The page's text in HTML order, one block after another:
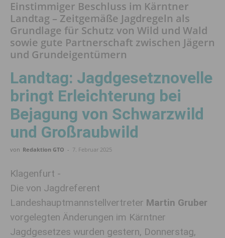
Einstimmiger Beschluss im Kärntner
Landtag – Zeitgemäße Jagdregeln als
Grundlage für Schutz von Wild und Wald
sowie gute Partnerschaft zwischen Jägern
und Grundeigentümern
Landtag: Jagdgesetznovelle
bringt Erleichterung bei
Bejagung von Schwarzwild
und Großraubwild
von Redaktion GTO - 7. Februar 2025
Klagenfurt -
Die von Jagdreferent
Landeshauptmannstellvertreter Martin Gruber
vorgelegten Änderungen im Kärntner
Jagdgesetzes wurden gestern, Donnerstag,